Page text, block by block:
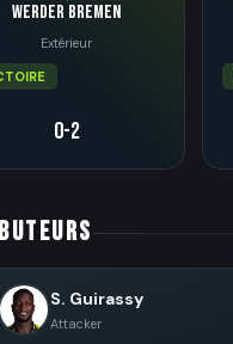
Werder Bremen
Extérieur
0-2
S. Guirassy
Attacker